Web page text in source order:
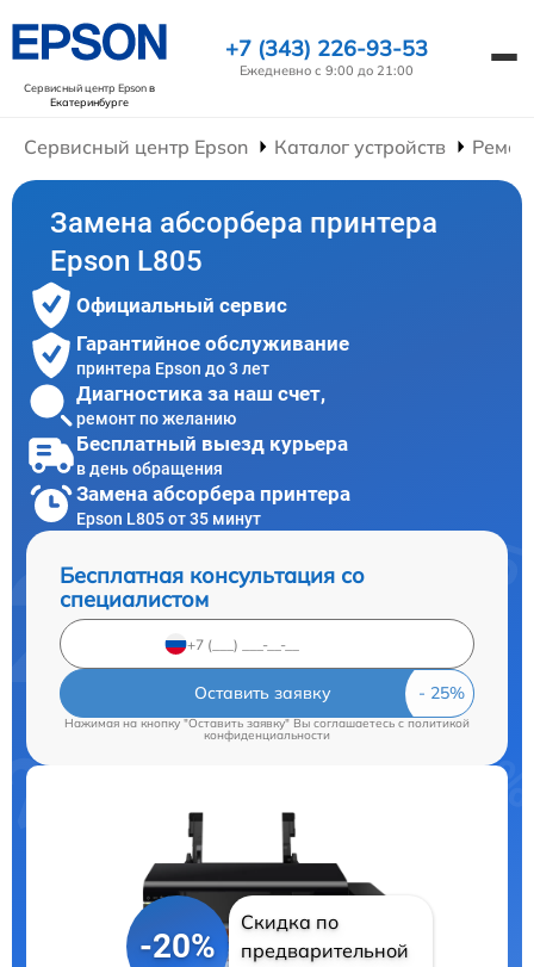
Сервисный центр Epsonв
Екатеринбурге
+7 (343) 226-93-53
Ежедневно с 9:00 до 21:00
Сервисный центр Epson Каталог устройств
Замена абсорбера принтера
Epson L805
Официальный сервис
Гарантийное обслуживание
принтера Epson до 3 лет
Диагностика за наш счет,
ремонт по желанию
Бесплатный выезд курьера
в день обращения
Замена абсорбера принтера
Epson L805 от 35 минут
Бесплатная консультация со
специалистом
Оставить заявку
Нажимая на кнопку "Оставить заявку" Вы соглашаетесь cполитикой
конфиденциальности
-20%
Скидка по
предварительной